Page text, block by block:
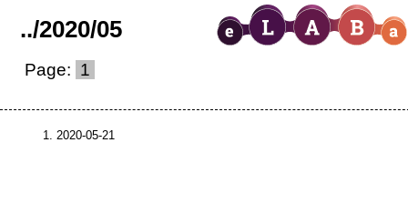
../2020/05
Page: 1
2020-05-21